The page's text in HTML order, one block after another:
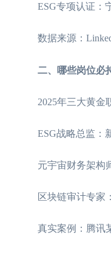
ESG专项认证：宁
数据来源：
二、哪些岗位必
2025年三大黄金
ESG战略总监：新
元宇宙财务架构师
区块链审计专家：
真实案例：腾讯某